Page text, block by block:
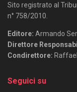
Sito registrato al
n° 758/2010.
Editore: Armando
Direttore
Condirettore:
Seguici su